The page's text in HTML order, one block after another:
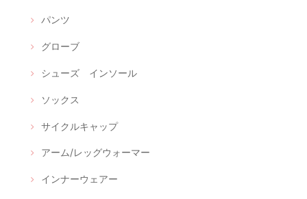
パンツ
グローブ
シューズ インソール
ソックス
サイクルキャップ
アーム/レッグウォーマー
インナーウェアー